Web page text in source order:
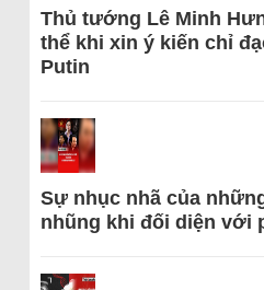
Thủ tướng Lê Minh
thể khi xin ý kiến chỉ
Putin
Sự nhục nhã của
nhũng khi đối diện với